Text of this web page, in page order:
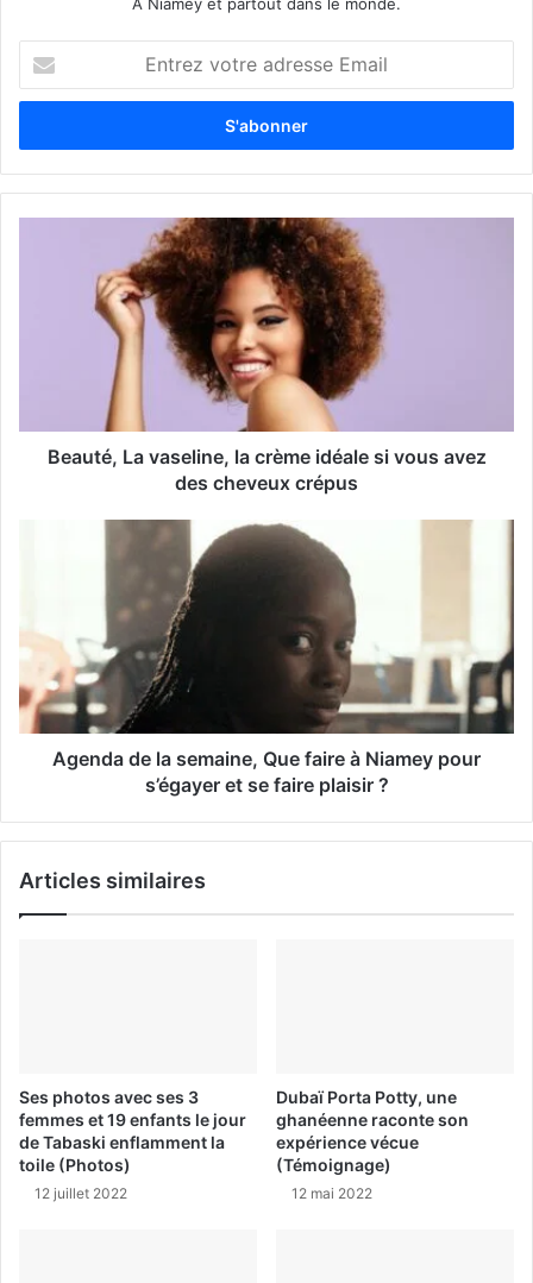
À Niamey et partout dans le monde.
t
e
z
s
Beauté, La vaseline, la crème idéale si vous avez
des cheveux crépus
Agenda de la semaine, Que faire à Niamey pour
s’égayer et se faire plaisir ?
Articles similaires
Ses photos avec ses 3
femmes et 19 enfants le jour
de Tabaski enflamment la
toile (Photos)
12 juillet 2022
Dubaï Porta Potty, une
ghanéenne raconte son
expérience vécue
(Témoignage)
12 mai 2022